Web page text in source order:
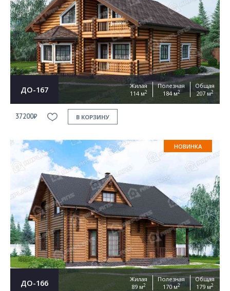
ДО-167
Жилая
114 м2
Полезная
184 м2
Общая
207 м2
37200₽ В КОРЗИНУ
НОВИНКА
ДО-166
Жилая
89 м2
Полезная
170 м2
Общая
179 м2